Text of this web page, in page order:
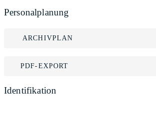
Personalplanung
ARCHIVPLAN
PDF-EXPORT
Identifikation